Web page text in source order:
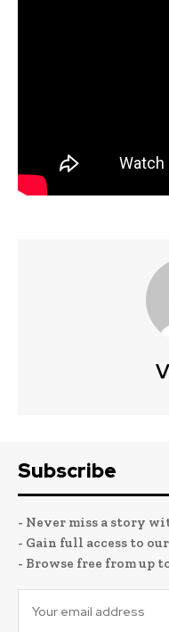
Subscribe
- Never miss a story
- Gain full access to
- Browse free from up